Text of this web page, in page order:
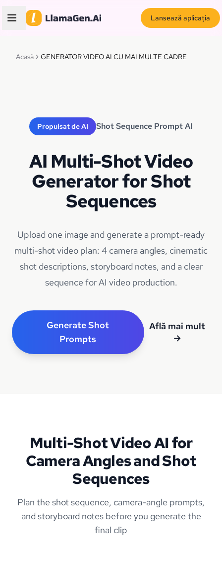
Lansează aplicația
Acasă GENERATOR VIDEO AI CU MAI MULTE CADRE
Propulsat de AI Shot Sequence Prompt AI
AI Multi-Shot Video
Generator for Shot
Sequences
Upload one image and generate a prompt-ready
multi-shot video plan: 4 camera angles, cinematic
shot descriptions, storyboard notes, and a clear
sequence for AI video production.
Generate Shot
Prompts
Află mai mult
→
Multi-Shot Video AI for
Camera Angles and Shot
Sequences
Plan the shot sequence, camera-angle prompts,
and storyboard notes before you generate the
final clip